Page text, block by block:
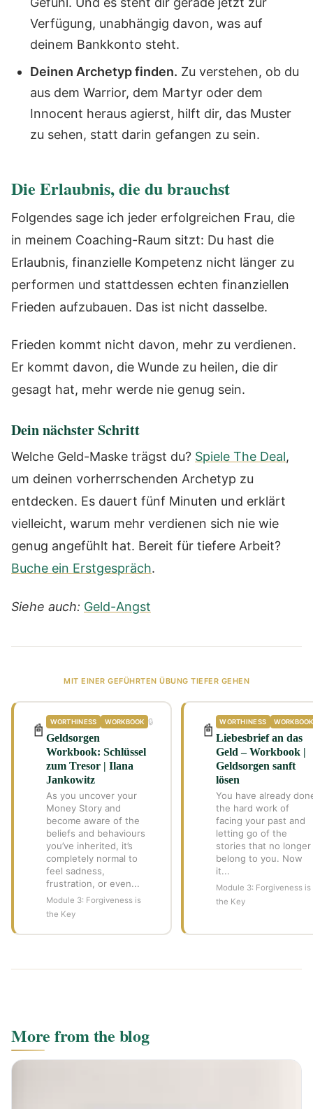
Verfügung, unabhängig davon, was auf
deinem Bankkonto steht.
Deinen Archetyp finden. Zu verstehen, ob du
aus dem Warrior, dem Martyr oder dem
Innocent heraus agierst, hilft dir, das Muster
zu sehen, statt darin gefangen zu sein.
Die Erlaubnis, die du brauchst
Folgendes sage ich jeder erfolgreichen Frau, die
in meinem Coaching-Raum sitzt: Du hast die
Erlaubnis, finanzielle Kompetenz nicht länger zu
performen und stattdessen echten finanziellen
Frieden aufzubauen. Das ist nicht dasselbe.
Frieden kommt nicht davon, mehr zu verdienen.
Er kommt davon, die Wunde zu heilen, die dir
gesagt hat, mehr werde nie genug sein.
Dein nächster Schritt
Welche Geld-Maske trägst du? Spiele The Deal,
um deinen vorherrschenden Archetyp zu
entdecken. Es dauert fünf Minuten und erklärt
vielleicht, warum mehr verdienen sich nie wie
genug angefühlt hat. Bereit für tiefere Arbeit?
Buche ein Erstgespräch.
Siehe auch: Geld-Angst
MIT EINER GEFÜHRTEN ÜBUNG TIEFER GEHEN
📓 WORTHINESS WORKBOOK
Geldsorgen
Workbook: Schlüssel
zum Tresor | Ilana
Jankowitz
As you uncover your
Money Story and
become aware of the
beliefs and behaviours
you’ve inherited, it’s
completely normal to
feel sadness,
frustration, or even...
Module 3: Forgiveness is
the Key
🔒 📓 WORTHINESS
Liebesbrief an das
Geld – Workbook |
Geldsorgen sanft
lösen
You have already
the hard work of
facing your past and
letting go of the
stories that no longer
belong to you. Now
it...
Module 3: Forgiveness is
the Key
More from the blog